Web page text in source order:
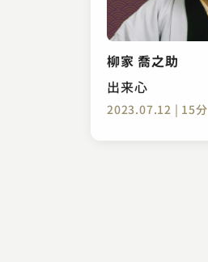
柳家 喬之助
出来心
2023.07.12 | 15分